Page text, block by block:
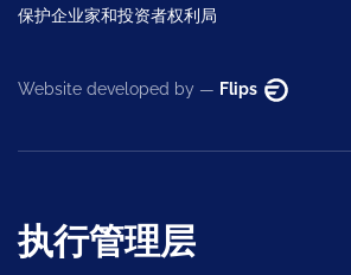
保护企业家和投资者权利局
Website developed by — Flips
执行管理层